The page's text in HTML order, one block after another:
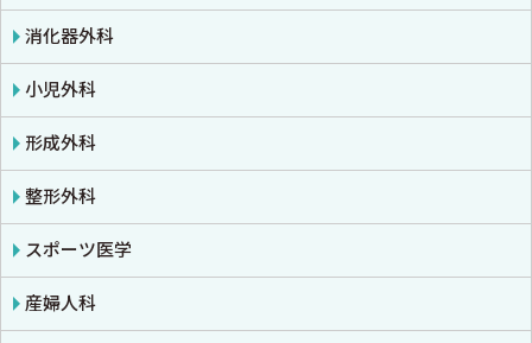
癌・腫瘍一般・緩和医療
栄養・食事療法・輸液・輸血
薬物療法
東洋医学・漢方医学
腎臓
血液
脳・神経
精神
呼吸器
循環器・血管
消化器外科
小児外科
形成外科
整形外科
スポーツ医学
産婦人科